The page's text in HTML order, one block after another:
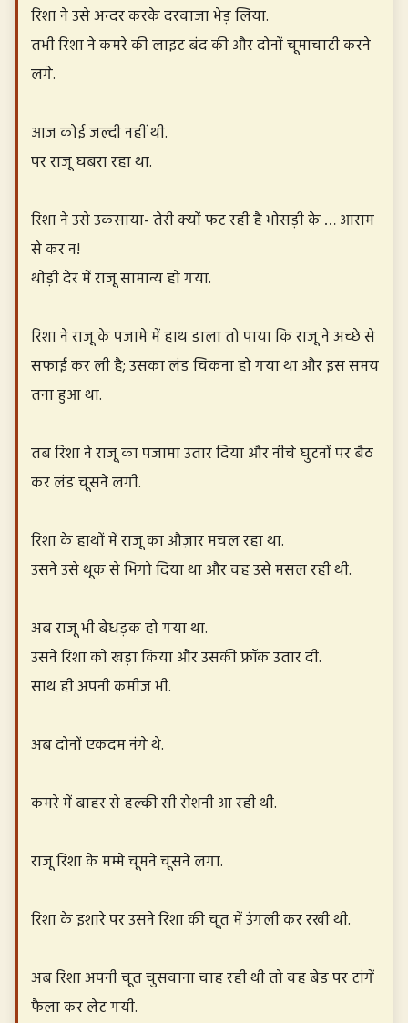
रिशा ने उसे अन्दर करके दरवाजा भेड़ लिया.
तभी रिशा ने कमरे की लाइट बंद की और दोनों चूमाचाटी करने
लगे.
आज कोई जल्दी नहीं थी.
पर राजू घबरा रहा था.
रिशा ने उसे उकसाया- तेरी क्यों फट रही है भोसड़ी के … आराम
से कर न!
थोड़ी देर में राजू सामान्य हो गया.
रिशा ने राजू के पजामे में हाथ डाला तो पाया कि राजू ने अच्छे से
सफाई कर ली है; उसका लंड चिकना हो गया था और इस समय
तना हुआ था.
तब रिशा ने राजू का पजामा उतार दिया और नीचे घुटनों पर बैठ
कर लंड चूसने लगी.
रिशा के हाथों में राजू का औज़ार मचल रहा था.
उसने उसे थूक से भिगो दिया था और वह उसे मसल रही थी.
अब राजू भी बेधड़क हो गया था.
उसने रिशा को खड़ा किया और उसकी फ्रॉक उतार दी.
साथ ही अपनी कमीज भी.
अब दोनों एकदम नंगे थे.
कमरे में बाहर से हल्की सी रोशनी आ रही थी.
राजू रिशा के मम्मे चूमने चूसने लगा.
रिशा के इशारे पर उसने रिशा की चूत में उंगली कर रखी थी.
अब रिशा अपनी चूत चुसवाना चाह रही थी तो वह बेड पर टांगें
फैला कर लेट गयी.